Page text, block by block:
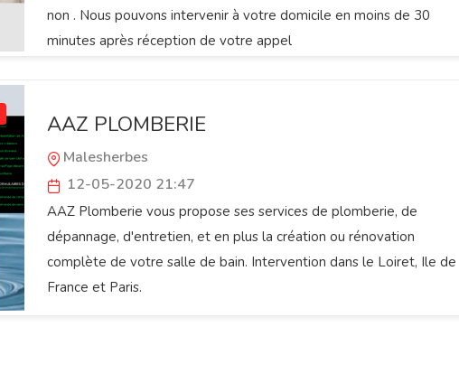
non . Nous pouvons intervenir à votre domicile en moins de 30
minutes après réception de votre appel
AAZ PLOMBERIE
Malesherbes
12-05-2020 21:47
AAZ Plomberie vous propose ses services de plomberie, de
dépannage, d'entretien, et en plus la création ou rénovation
complète de votre salle de bain. Intervention dans le Loiret, Ile de
France et Paris.